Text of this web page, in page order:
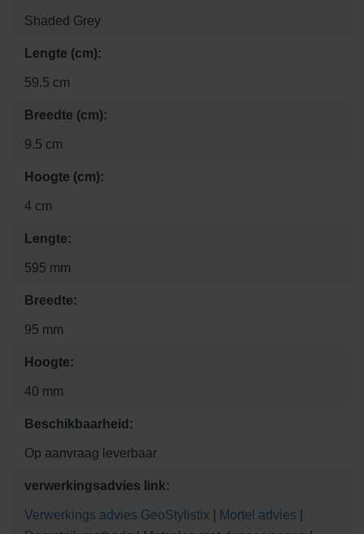
Shaded Grey
Lengte (cm):
59.5 cm
Breedte (cm):
9.5 cm
Hoogte (cm):
4 cm
Lengte:
595 mm
Breedte:
95 mm
Hoogte:
40 mm
Beschikbaarheid:
Op aanvraag leverbaar
verwerkingsadvies link:
Verwerkings advies GeoStylistix Mortel advies